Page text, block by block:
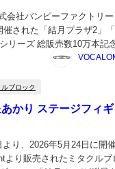
会社バンピーファクトリー
された「結月プラザ2」
リーズ 総販売数10万本記念
た。 結月ゆかりシリーズ
ルブロック
かり ステージフィギ
より、2026年5月24日に開
より販売されたミタクルブ